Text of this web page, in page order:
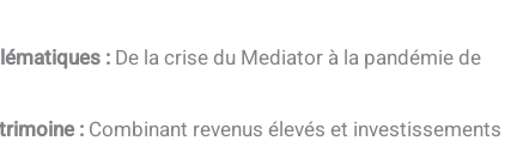
: De la crise du Mediator à la pandémie de
:Combinant revenus élevés et investissements